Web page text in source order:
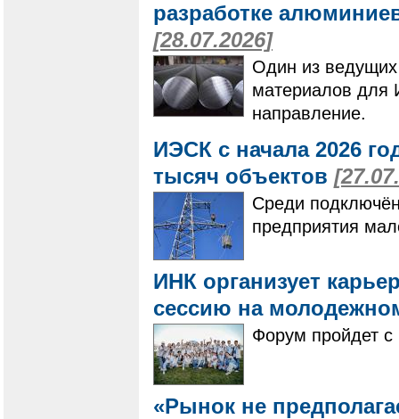
разработке
[28.07.2026]
Один из ведущих
материалов для
направление.
ИЭСК с начала 2026
тысяч объектов
Среди
предприятия
ИНК организует
сессию на
Форум пройдет с
«Рынок не